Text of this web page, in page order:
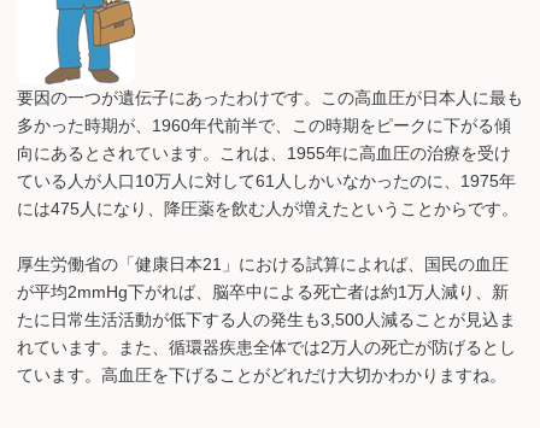
要因の一つが遺伝子にあったわけです。この高血圧が日本人に最も
多かった時期が、1960年代前半で、この時期をピークに下がる傾
向にあるとされています。これは、1955年に高血圧の治療を受け
ている人が人口10万人に対して61人しかいなかったのに、1975年
には475人になり、降圧薬を飲む人が増えたということからです。
厚生労働省の「健康日本21」における試算によれば、国民の血圧
が平均2mmHg下がれば、脳卒中による死亡者は約1万人減り、新
たに日常生活活動が低下する人の発生も3,500人減ることが見込ま
れています。また、循環器疾患全体では2万人の死亡が防げるとし
ています。高血圧を下げることがどれだけ大切かわかりますね。